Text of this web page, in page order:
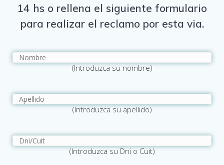
14 hs o rellena el siguiente formulario
para realizar el reclamo por esta via.
(Introduzca su nombre)
(Introduzca su apellido)
(Introduzca su Dni o Cuit)